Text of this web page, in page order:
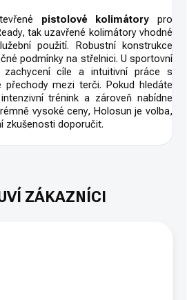
pistolové kolimátory pro
tak uzavřené kolimátory vhodné
použití. Robustní konstrukce
podmínky na střelnici. U sportovní
cíle a intuitivní práce s
mezi terči. Pokud hledáte
trénink a zároveň nabídne
vysoké ceny, Holosun je volba,
zkušenosti doporučit.